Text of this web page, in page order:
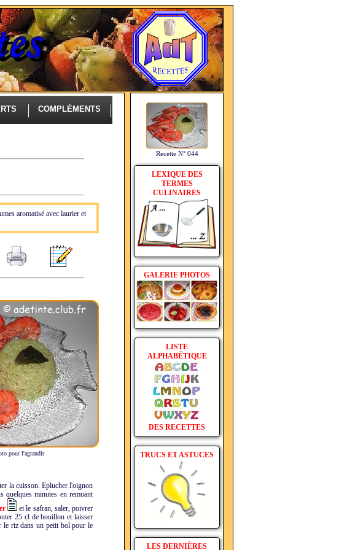
COMPLÉMENTS
aromatisé avec laurier et
pour l'agrandir
la cuisson. Eplucher l'oignon
quelques minutes en remuant
et le safran, saler, poivrer
25 cl de bouillon et laisser
le riz dans un petit bol pour le
Recette N° 044
LEXIQUE DES
TERMES
CULINAIRES
GALERIE PHOTOS
LISTE
ALPHABÉTIQUE
DES RECETTES
TRUCS ET ASTUCES
LES DERNIÈRES